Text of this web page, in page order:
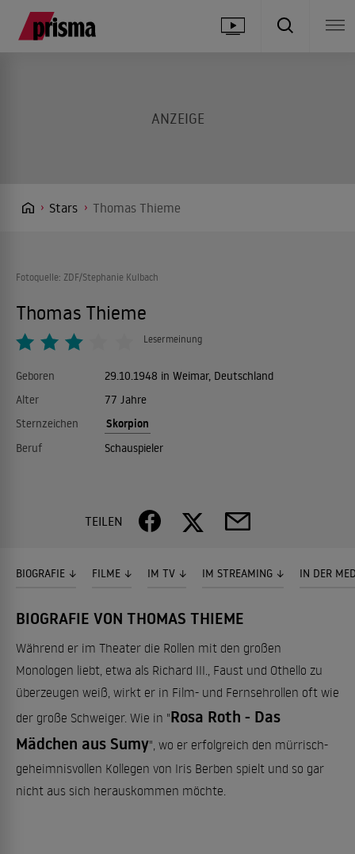
Stars Thomas Thieme
Fotoquelle: ZDF/Stephanie Kulbach
Thomas Thieme
Lesermeinung
Geboren
29.10.1948 in Weimar, Deutschland
Alter
77 Jahre
Sternzeichen
Skorpion
Beruf Schauspieler
TEILEN
BIOGRAFIE FILME IM TV IM STREAMING IN DER
BIOGRAFIE VON THOMAS THIEME
Während er im Theater die Rollen mit den großen
Monologen liebt, etwa als Richard III., Faust und Othello zu
überzeugen weiß, wirkt er in Film- und Fernsehrollen oft wie
der große Schweiger. Wie in "Rosa Roth - Das
Mädchen aus Sumy", wo er erfolgreich den mürrisch-
geheimnisvollen Kollegen von Iris Berben spielt und so gar
nicht aus sich herauskommen möchte.